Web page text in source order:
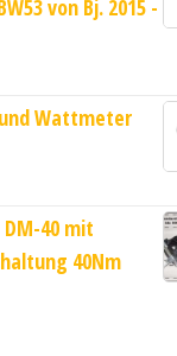
von Bj. 2015 -
Wattmeter
40 mit
40Nm